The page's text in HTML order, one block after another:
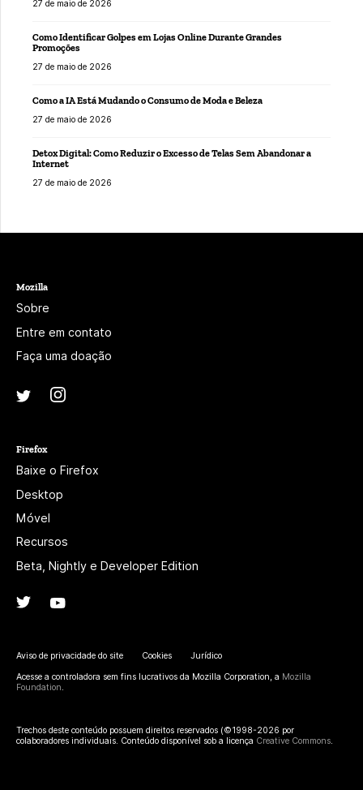
27 de maio de 2026
Como Identificar Golpes em Lojas Online Durante Grandes
Promoções
27 de maio de 2026
Como a IA Está Mudando o Consumo de Moda e Beleza
27 de maio de 2026
Detox Digital: Como Reduzir o Excesso de Telas Sem Abandonar a
Internet
27 de maio de 2026
Mozilla
Sobre
Entre em contato
Faça uma doação
Twitter
Firefox
Baixe o Firefox
Desktop
Móvel
Recursos
Beta, Nightly e Developer Edition
Twitter
Aviso de privacidade do site Cookies Jurídico
Acesse a controladora sem fins lucrativos da Mozilla Corporation, a Mozilla
Foundation.
Trechos deste conteúdo possuem direitos reservados (©1998-2026 por
colaboradores individuais. Conteúdo disponível sob a licença Creative Commons.